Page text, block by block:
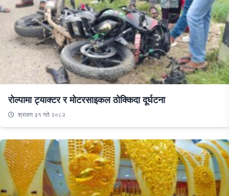
रोल्पामा ट्याक्टर र मोटरसाइकल ठोक्किदा दूर्घटना
श्रावण ३१ गते २०८२